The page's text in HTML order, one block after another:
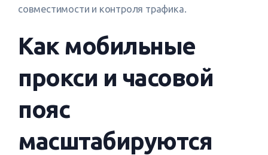
совместимости и контроля трафика.
Как мобильные
прокси и часовой
пояс
масштабируются